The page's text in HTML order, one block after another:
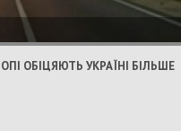
ОБІЦЯЮТЬ УКРАЇНІ БІЛЬШЕ